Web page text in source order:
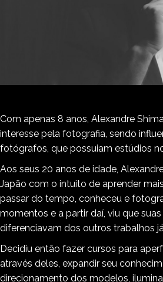
Com apenas 8 anos, Alexandre
interesse pela fotografia, sendo
fotógrafos, que possuiam estúdios
Aos seus 20 anos de idade,
Japão com o intuito de aprender
passar do tempo, conheceu e
momentos e a partir daí, viu que
diferenciavam dos outros trabalhos
Decidiu então fazer cursos para
através deles, expandir seu
direcionamento dos modelos,